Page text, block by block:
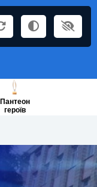
Пантеон
героїв